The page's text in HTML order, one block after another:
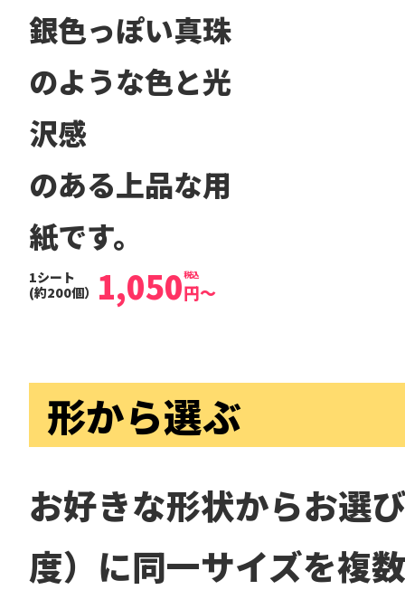
銀色っぽい真珠
のような色と光
沢感
のある上品な用
紙です。
1シート
(約200個） 1,050円
税込
～
形から選ぶ
お好きな形状からお選
度）に同一サイズを複